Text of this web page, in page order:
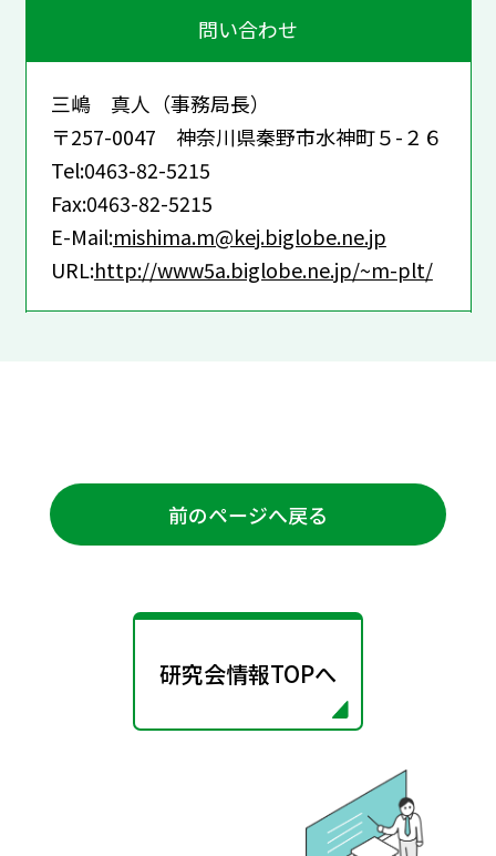
問い合わせ
三嶋 真人（事務局長）
〒257-0047 神奈川県秦野市水神町５-２６
Tel:0463-82-5215
Fax:0463-82-5215
E-Mail:mishima.m@kej.biglobe.ne.jp
URL:http://www5a.biglobe.ne.jp/~m-plt/
前のページへ戻る
研究会情報TOPへ